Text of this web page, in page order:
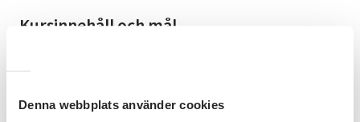
Denna webbplats använder cookies
Kursinnehåll och mål
fritt val. Du kommer att lära dig roliga tekniker för
Du skissar, forma och bearbeta materialet. Vi går